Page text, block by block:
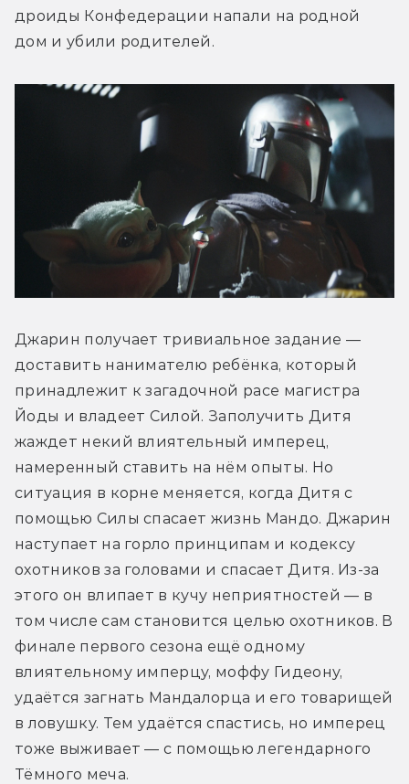
дроиды Конфедерации напали на родной
дом и убили родителей.
Джарин получает тривиальное задание —
доставить нанимателю ребёнка, который
принадлежит к загадочной расе магистра
Йоды и владеет Силой. Заполучить Дитя
жаждет некий влиятельный имперец,
намеренный ставить на нём опыты. Но
ситуация в корне меняется, когда Дитя с
помощью Силы спасает жизнь Мандо. Джарин
наступает на горло принципам и кодексу
охотников за головами и спасает Дитя. Из-за
этого он влипает в кучу неприятностей — в
том числе сам становится целью охотников. В
финале первого сезона ещё одному
влиятельному имперцу, моффу Гидеону,
удаётся загнать Мандалорца и его товарищей
в ловушку. Тем удаётся спастись, но имперец
тоже выживает — с помощью легендарного
Тёмного меча.